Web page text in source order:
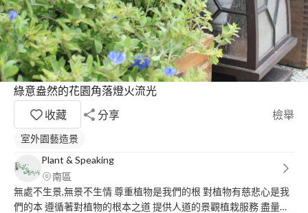
綠意盎然的花園角落燈火流光
收藏
分享 檢舉
室外園藝造景
Plant & Speaking
南區
無處不生景,無景不生情 尊重植物是我們的根 對植物有慈悲心是我
們的本 遵循著對植物的根本之道 提供人道的景觀植栽服務 盡量減